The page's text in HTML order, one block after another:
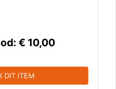
€ 10,00
DIT ITEM